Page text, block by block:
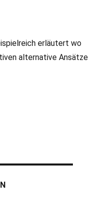
erläutert wo
alternative Ansätze